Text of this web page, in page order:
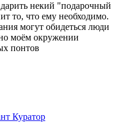
некий "подарочный
то, что ему необходимо.
могут обидеться люди
моём окружении
понтов
Куратор